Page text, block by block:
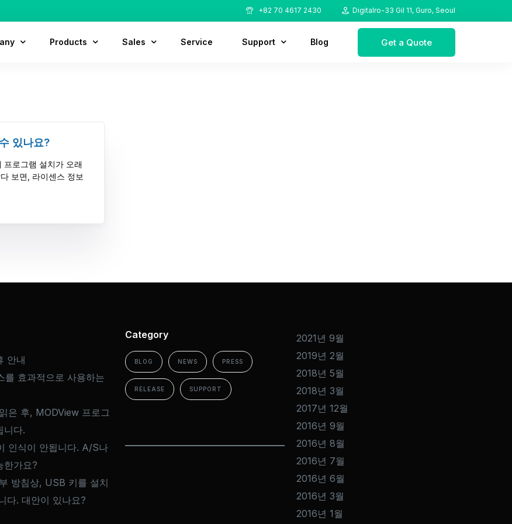
+82 70 4617 2430 Digitalro-33 Gil 11, Guro, Seoul
Products Sales Service Support Blog Get a Quote
있나요?
프로그램 설치가 오래
보면, 라이센스 정보
안내
를 효과적으로 사용하는
은 후, MODView 프로그
니다.
인식이 안됩니다. A/S나
한가요?
방침상, USB 키를 설치
다. 대안이 있나요?
Category
BLOG NEWS PRESS
RELEASE SUPPORT
2021년 9월
2019년 2월
2018년 5월
2018년 3월
2017년 12월
2016년 9월
2016년 8월
2016년 7월
2016년 6월
2016년 3월
2016년 1월